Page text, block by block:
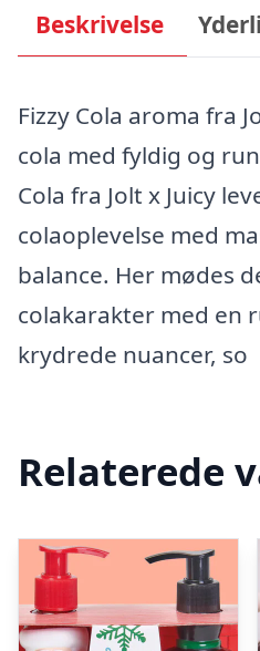
Beskrivelse
Fizzy Cola aroma fra
cola med fyldig og
Cola fra Jolt x Juicy
colaoplevelse med
balance. Her mødes
colakarakter med en
krydrede nuancer, so
Relaterede